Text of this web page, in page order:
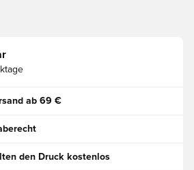
ab 69 €
den Druck kostenlos